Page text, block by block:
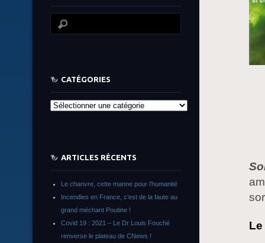
CATÉGORIES
Catégories
ARTICLES RÉCENTS
Le chanvre, cette manne pour l’humanité
Incendies en France, c’est de la faute au
grand méchant Poutine !
Covid 19 : 2021 – Le Dr Louis Fouché
renverse le plateau de CNews !